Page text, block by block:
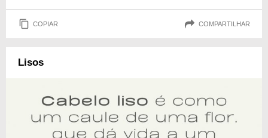
COPIAR COMPARTILHAR
Lisos